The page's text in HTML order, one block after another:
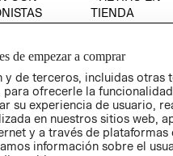
TIENDA
CONDICIONES
AVISO DE
PRIVACIDAD
GIFT CARD
AVISO DE
COOKIES
de empezar a comprar
de terceros, incluidas otras
ofrecerle la
su experiencia de usuario,
en nuestros sitios web,
y a través de plataformas
información sobre el